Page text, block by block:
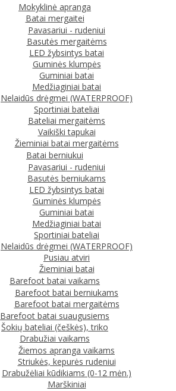
Mokyklinė apranga
Batai mergaitei
Pavasariui - rudeniui
Basutės mergaitėms
LED žybsintys batai
Guminės klumpės
Guminiai batai
Medžiaginiai batai
Nelaidūs drėgmei (WATERPROOF)
Sportiniai bateliai
Bateliai mergaitėms
Vaikiški tapukai
Žieminiai batai mergaitėms
Batai berniukui
Pavasariui - rudeniui
Basutės berniukams
LED žybsintys batai
Guminės klumpės
Guminiai batai
Medžiaginiai batai
Sportiniai bateliai
Nelaidūs drėgmei (WATERPROOF)
Pusiau atviri
Žieminiai batai
Barefoot batai vaikams
Barefoot batai berniukams
Barefoot batai mergaitėms
Barefoot batai suaugusiems
Šokių bateliai (češkės), triko
Drabužiai vaikams
Žiemos apranga vaikams
Striukės, kepurės rudeniui
Drabužėliai kūdikiams (0-12 mėn.)
Marškiniai